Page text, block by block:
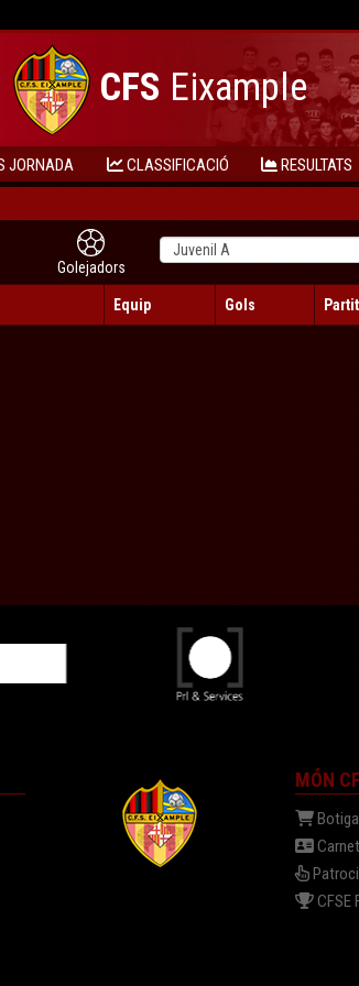
CFS Eixample
JORNADA CLASSIFICACIÓ RESULTATS
Golejadors
Equip Gols
MÓN
Botiga
CFSE